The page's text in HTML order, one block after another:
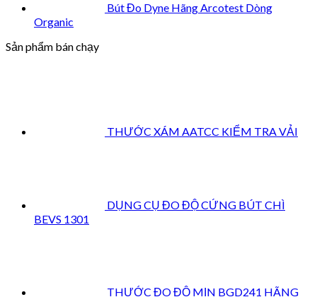
Bút Đo Dyne Hãng Arcotest Dòng
Organic
Sản phẩm bán chạy
THƯỚC XÁM AATCC KIỂM TRA VẢI
DỤNG CỤ ĐO ĐỘ CỨNG BÚT CHÌ
BEVS 1301
THƯỚC ĐO ĐỘ MỊN BGD241 HÃNG